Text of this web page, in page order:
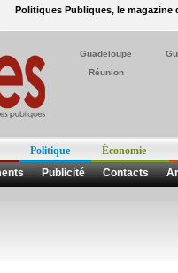
Politiques Publiques, le magazine
Guadeloupe
Réunion
Politique
Économie
Publicité Contacts